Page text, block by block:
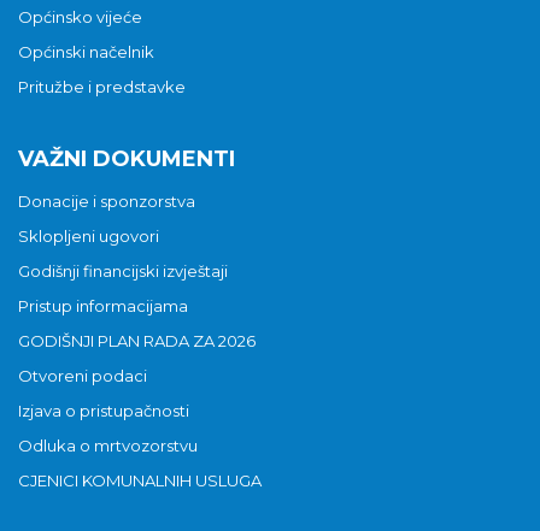
Općinsko vijeće
Općinski načelnik
Pritužbe i predstavke
VAŽNI DOKUMENTI
Donacije i sponzorstva
Sklopljeni ugovori
Godišnji financijski izvještaji
Pristup informacijama
GODIŠNJI PLAN RADA ZA 2026
Otvoreni podaci
Izjava o pristupačnosti
Odluka o mrtvozorstvu
CJENICI KOMUNALNIH USLUGA